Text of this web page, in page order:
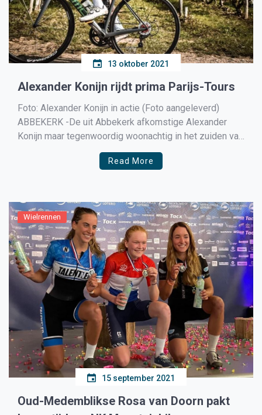
13 oktober 2021
Alexander Konijn rijdt prima Parijs-Tours
Foto: Alexander Konijn in actie (Foto aangeleverd)
ABBEKERK -De uit Abbekerk afkomstige Alexander
Konijn maar tegenwoordig woonachtig in het zuiden van
Frankrijk sloot afgelopen zondag zijn wielerseizoen af
in de beloftenversie van Parijs-Tours. Konijn reed een
Read More
Wielrennen
15 september 2021
Oud-Medemblikse Rosa van Doorn pakt